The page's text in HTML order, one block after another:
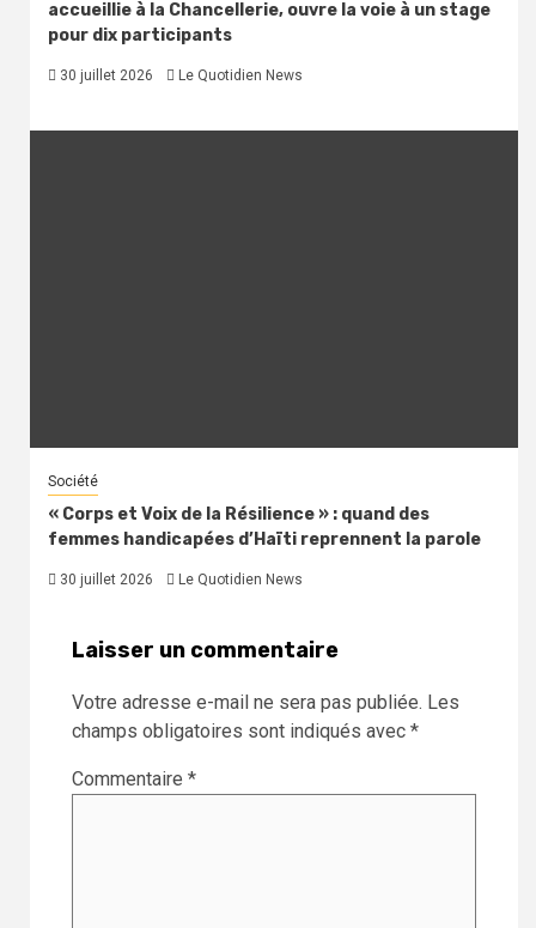
accueillie à la Chancellerie, ouvre la voie à un stage
pour dix participants
30 juillet 2026 Le Quotidien News
Société
« Corps et Voix de la Résilience » : quand des
femmes handicapées d’Haïti reprennent la parole
30 juillet 2026 Le Quotidien News
Laisser un commentaire
Votre adresse e-mail ne sera pas publiée. Les
champs obligatoires sont indiqués avec *
Commentaire *